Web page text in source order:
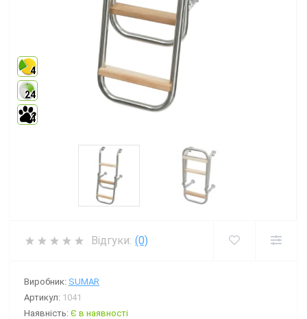
4
24
4
Відгуки: (0)
Виробник: SUMAR
Артикул: 1041
Наявність: Є в наявності